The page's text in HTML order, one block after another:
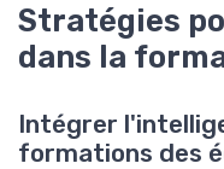
Stratégies
dans la
Intégrer
formations des